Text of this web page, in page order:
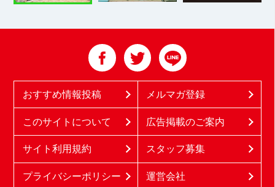
おすすめ情報投稿 メルマガ登録
このサイトについて 広告掲載のご案内
サイト利用規約 スタッフ募集
プライバシーポリシー 運営会社